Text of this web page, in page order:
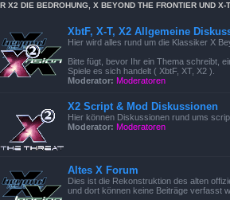
X2 DIE BEDROHUNG, X BEYOND THE FRONTIER UND X-
XbtF, X-T, X2 Allgemeine
Hier wird alles rund um die Klassiker X
Bitte fügt, bevor Ihr ein Thema schreibt,
Spiele es sich handelt ( XbtF, XT, X2 ).
Moderator: Moderatoren
X2 Script & Mod Diskussionen
Hier können Diskussionen rund ums
Moderator: Moderatoren
Altes X Forum
Dies ist die Rekonstruktion des alten
und dort können keine Beiträge verfasst